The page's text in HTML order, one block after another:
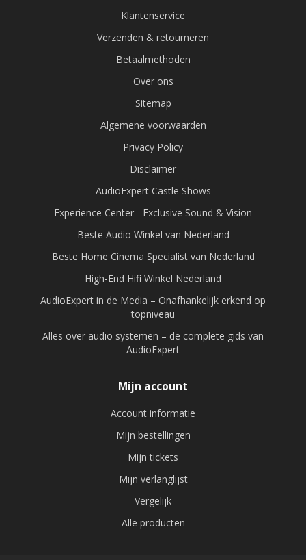
Klantenservice
Verzenden & retourneren
Betaalmethoden
Over ons
Sitemap
Algemene voorwaarden
Privacy Policy
Disclaimer
AudioExpert Castle Shows
Experience Center - Exclusive Sound & Vision
Beste Audio Winkel van Nederland
Beste Home Cinema Specialist van Nederland
High-End Hifi Winkel Nederland
AudioExpert in de Media – Onafhankelijk erkend op
topniveau
Alles over audio systemen – de complete gids van
AudioExpert
Mijn account
Account informatie
Mijn bestellingen
Mijn tickets
Mijn verlanglijst
Vergelijk
Alle producten